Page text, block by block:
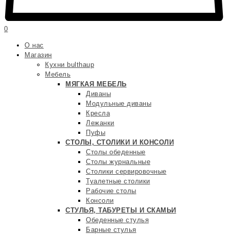
0
О нас
Магазин
Кухни bulthaup
Мебель
МЯГКАЯ МЕБЕЛЬ
Диваны
Модульные диваны
Кресла
Лежанки
Пуфы
СТОЛЫ, СТОЛИКИ И КОНСОЛИ
Столы обеденные
Столы журнальные
Столики сервировочные
Туалетные столики
Рабочие столы
Консоли
СТУЛЬЯ, ТАБУРЕТЫ И СКАМЬИ
Обеденные стулья
Барные стулья